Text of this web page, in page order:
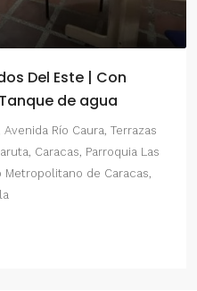
Del Este | Con
de agua
Río Caura, Terrazas
Caracas, Parroquia Las
Metropolitano de Caracas,